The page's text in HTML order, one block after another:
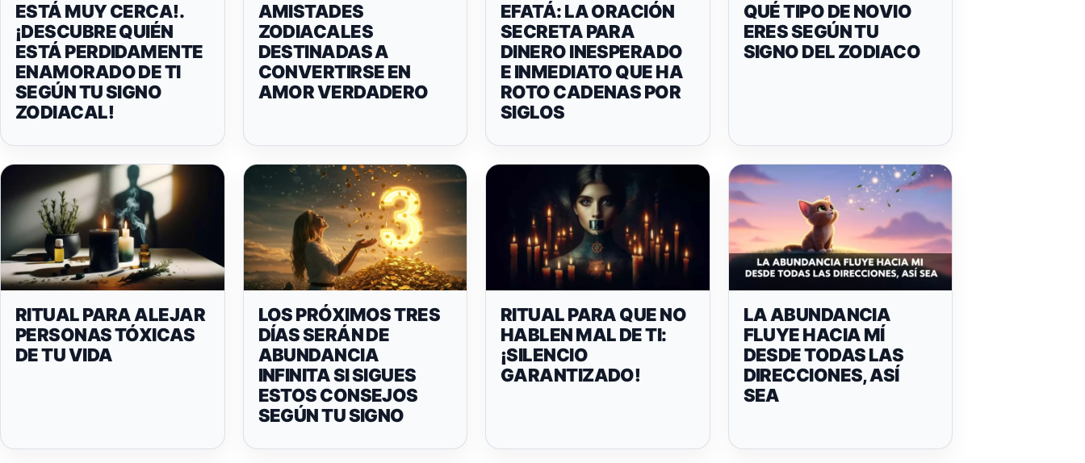
ESTÁ MUY CERCA!.
¡DESCUBRE QUIÉN
ESTÁ PERDIDAMENTE
ENAMORADO DE TI
SEGÚN TU SIGNO
ZODIACAL!
AMISTADES
ZODIACALES
DESTINADAS A
CONVERTIRSE EN
AMOR VERDADERO
EFATÁ: LA ORACIÓN
SECRETA PARA
DINERO INESPERADO
E INMEDIATO QUE HA
ROTO CADENAS POR
SIGLOS
QUÉ TIPO DE NOVIO
ERES SEGÚN TU
SIGNO DEL ZODIACO
RITUAL PARA ALEJAR
PERSONAS TÓXICAS
DE TU VIDA
LOS PRÓXIMOS TRES
DÍAS SERÁN DE
ABUNDANCIA
INFINITA SI SIGUES
ESTOS CONSEJOS
SEGÚN TU SIGNO
RITUAL PARA QUE NO
HABLEN MAL DE TI:
¡SILENCIO
GARANTIZADO!
LA ABUNDANCIA
FLUYE HACIA MÍ
DESDE TODAS LAS
DIRECCIONES, ASÍ
SEA